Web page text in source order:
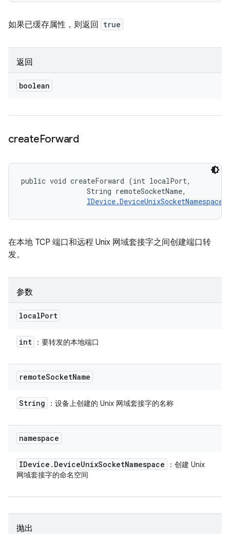
如果已缓存属性，则返回 true
返回
boolean
createForward
public void createForward (int localPort,
                String remoteSocketName,
IDevice.DeviceUnixSocketNamespace
在本地 TCP 端口和远程 Unix 网域套接字之间创建端口转
发。
参数
localPort
int ：要转发的本地端口
remoteSocketName
String ：设备上创建的 Unix 网域套接字的名称
namespace
IDevice . DeviceUnixSocketNamespace
：创建 Unix
网域套接字的命名空间
抛出